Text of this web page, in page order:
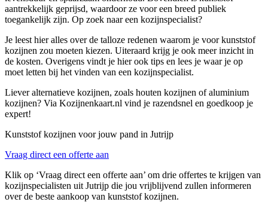
aantrekkelijk geprijsd, waardoor ze voor een breed publiek
toegankelijk zijn. Op zoek naar een kozijnspecialist?
Je leest hier alles over de talloze redenen waarom je voor kunststof
kozijnen zou moeten kiezen. Uiteraard krijg je ook meer inzicht in
de kosten. Overigens vindt je hier ook tips en lees je waar je op
moet letten bij het vinden van een kozijnspecialist.
Liever alternatieve kozijnen, zoals houten kozijnen of aluminium
kozijnen? Via Kozijnenkaart.nl vind je razendsnel en goedkoop je
expert!
Kunststof kozijnen voor jouw pand in Jutrijp
Vraag direct een offerte aan
Klik op ‘Vraag direct een offerte aan’ om drie offertes te krijgen van
kozijnspecialisten uit Jutrijp die jou vrijblijvend zullen informeren
over de beste aankoop van kunststof kozijnen.